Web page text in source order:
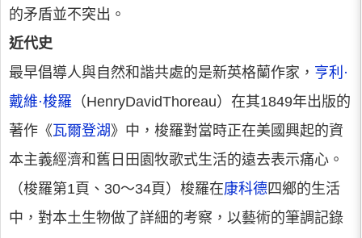
的矛盾並不突出。
近代史
最早倡導人與自然和諧共處的是新英格蘭作家， 亨利·
戴維·梭羅 （HenryDavidThoreau）在其1849年出版的
著作《瓦爾登湖》中，梭羅對當時正在美國興起的資
本主義經濟和舊日田園牧歌式生活的遠去表示痛心。
（梭羅第1頁、30～34頁）梭羅在康科德四鄉的生活
中，對本土生物做了詳細的考察，以藝術的筆調記錄